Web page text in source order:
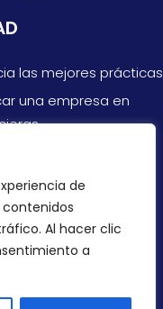
de
Al hacer clic
a
las mejores prácticas
una empresa en
confiar en las
300